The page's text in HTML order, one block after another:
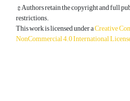
© Authors retain the copyright and full
restrictions.
This work is licensed under aCreative
NonCommercial 4.0 International